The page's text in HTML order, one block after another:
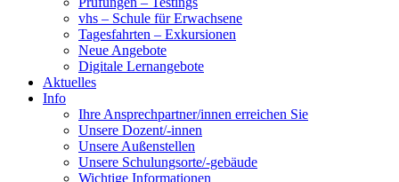
vhs – Schule für Erwachsene
Tagesfahrten – Exkursionen
Neue Angebote
Digitale Lernangebote
Aktuelles
Info
Ihre Ansprechpartner/innen erreichen Sie
Unsere Dozent/-innen
Unsere Außenstellen
Unsere Schulungsorte/-gebäude
Wichtige Informationen